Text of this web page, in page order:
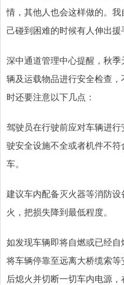
情，其他人也会这样做的。
己碰到困难的时候有人伸出援
深中通道管理中心提醒，秋
辆及运载物品进行安全检查
时还要注意以下几点：
驾驶员在行驶前应对车辆进
驶安全设施不全或者机件不
车。
建议车内配备灭火器等消防
火，把损失降到最低程度。
如发现车辆即将自燃或已经
将车辆停靠至远离大桥缆索
后熄火并切断一切车内电源